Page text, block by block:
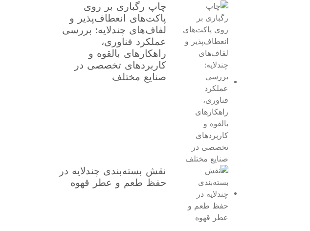
چاپ رگباری بر روی
پاکت‌های انعطاف‌پذیر و
لفاف‌های چندلایه: بررسی
عملکرد فناوری،
راهکارهای بالقوه و
کاربردهای تخصصی در
صنایع مختلف
نقش بسته‌بندی چندلایه در
حفظ طعم و عطر قهوه